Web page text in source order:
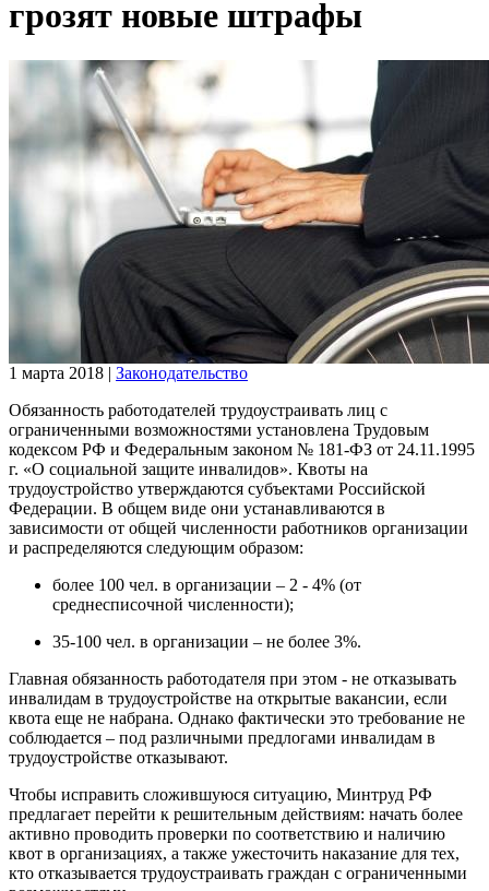
грозят новые штрафы
1 марта 2018 | Законодательство
Обязанность работодателей трудоустраивать лиц с
ограниченными возможностями установлена Трудовым
кодексом РФ и Федеральным законом № 181-ФЗ от 24.11.1995
г. «О социальной защите инвалидов». Квоты на
трудоустройство утверждаются субъектами Российской
Федерации. В общем виде они устанавливаются в
зависимости от общей численности работников организации
и распределяются следующим образом:
более 100 чел. в организации – 2 - 4% (от
среднесписочной численности);
35-100 чел. в организации – не более 3%.
Главная обязанность работодателя при этом - не отказывать
инвалидам в трудоустройстве на открытые вакансии, если
квота еще не набрана. Однако фактически это требование не
соблюдается – под различными предлогами инвалидам в
трудоустройстве отказывают.
Чтобы исправить сложившуюся ситуацию, Минтруд РФ
предлагает перейти к решительным действиям: начать более
активно проводить проверки по соответствию и наличию
квот в организациях, а также ужесточить наказание для тех,
кто отказывается трудоустраивать граждан с ограниченными